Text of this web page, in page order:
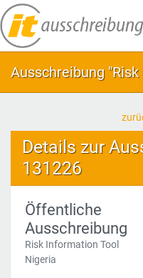
Ausschreibung
Details zur
131226
Öffentliche
Ausschreibung
Risk Information Tool
Nigeria